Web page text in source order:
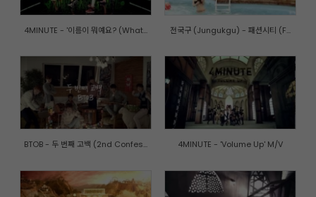
4MINUTE - '이름이 뭐예요? (What... 전국구 (Jungukgu) - 패션시티 (F...
BTOB - 두 번째 고백 (2nd Confes... 4MINUTE - 'Volume Up' M/V